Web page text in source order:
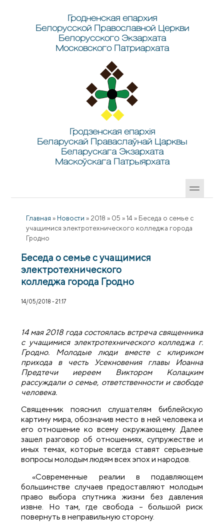
Гродненская епархия
Белорусской Православной Церкви
Белорусского Экзархата
Московского Патриархата
Гродзенская епархія
Беларускай Праваслаўнай Царквы
Беларускага Экзархата
Маскоўскага Патрыярхата
Главная » Новости » 2018 » 05 » 14 » Беседа о семье с
учащимися электротехнического колледжа города
Гродно
Беседа о семье с учащимися
электротехнического
колледжа города Гродно
14/05/2018 - 21:17
14 мая 2018 года состоялась встреча священника
с учащимися электротехнического колледжа г.
Гродно. Молодые люди вместе с клириком
прихода в честь Усекновения главы Иоанна
Предтечи иереем Виктором Колацким
рассуждали о семье, ответственности и свободе
человека.
Священник пояснил слушателям библейскую
картину мира, обозначив место в ней человека и
его отношение ко всему окружающему. Далее
зашел разговор об отношениях, супружестве и
иных темах, которые всегда ставят серьезные
вопросы молодым людям всех эпох и народов.
«Современные реалии в подавляющем
большинстве случаев предоставляют молодым
право выбора спутника жизни без давления
извне. Но там, где свобода – большой риск
повернуть в неправильную сторону.